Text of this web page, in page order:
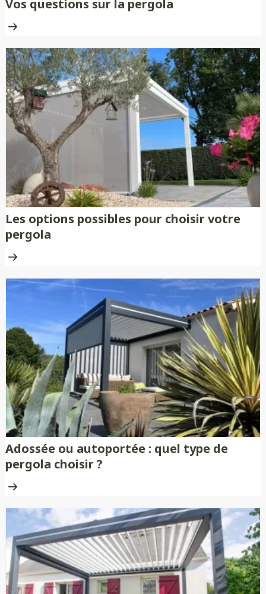
Vos questions sur la pergola
Les options possibles pour choisir votre
pergola
Adossée ou autoportée : quel type de
pergola choisir ?